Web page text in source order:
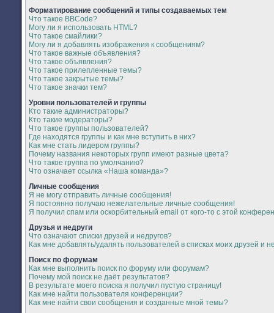
Форматирование сообщений и типы создаваемых тем
Что такое BBCode?
Могу ли я использовать HTML?
Что такое смайлики?
Могу ли я добавлять изображения к сообщениям?
Что такое важные объявления?
Что такое объявления?
Что такое прилепленные темы?
Что такое закрытые темы?
Что такое значки тем?
Уровни пользователей и группы
Кто такие администраторы?
Кто такие модераторы?
Что такое группы пользователей?
Где находятся группы и как мне вступить в них?
Как мне стать лидером группы?
Почему названия некоторых групп имеют разные цвета?
Что такое группа по умолчанию?
Что означает ссылка «Наша команда»?
Личные сообщения
Я не могу отправить личные сообщения!
Я постоянно получаю нежелательные личные сообщения!
Я получил спам или оскорбительный email от кого-то с этой
Друзья и недруги
Что означают списки друзей и недругов?
Как мне добавлять/удалять пользователей в списках моих друзей и
Поиск по форумам
Как мне выполнить поиск по форуму или форумам?
Почему мой поиск не даёт результатов?
В результате моего поиска я получил пустую страницу!
Как мне найти пользователя конференции?
Как мне найти свои сообщения и созданные мной темы?